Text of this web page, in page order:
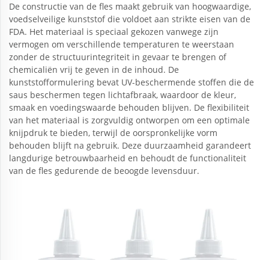
De constructie van de fles maakt gebruik van hoogwaardige,
voedselveilige kunststof die voldoet aan strikte eisen van de
FDA. Het materiaal is speciaal gekozen vanwege zijn
vermogen om verschillende temperaturen te weerstaan
zonder de structuurintegriteit in gevaar te brengen of
chemicaliën vrij te geven in de inhoud. De
kunststofformulering bevat UV-beschermende stoffen die de
saus beschermen tegen lichtafbraak, waardoor de kleur,
smaak en voedingswaarde behouden blijven. De flexibiliteit
van het materiaal is zorgvuldig ontworpen om een optimale
knijpdruk te bieden, terwijl de oorspronkelijke vorm
behouden blijft na gebruik. Deze duurzaamheid garandeert
langdurige betrouwbaarheid en behoudt de functionaliteit
van de fles gedurende de beoogde levensduur.